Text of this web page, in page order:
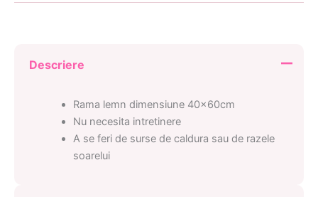
Descriere
Rama lemn dimensiune 40x60cm
Nu necesita intretinere
A se feri de surse de caldura sau de razele
soarelui